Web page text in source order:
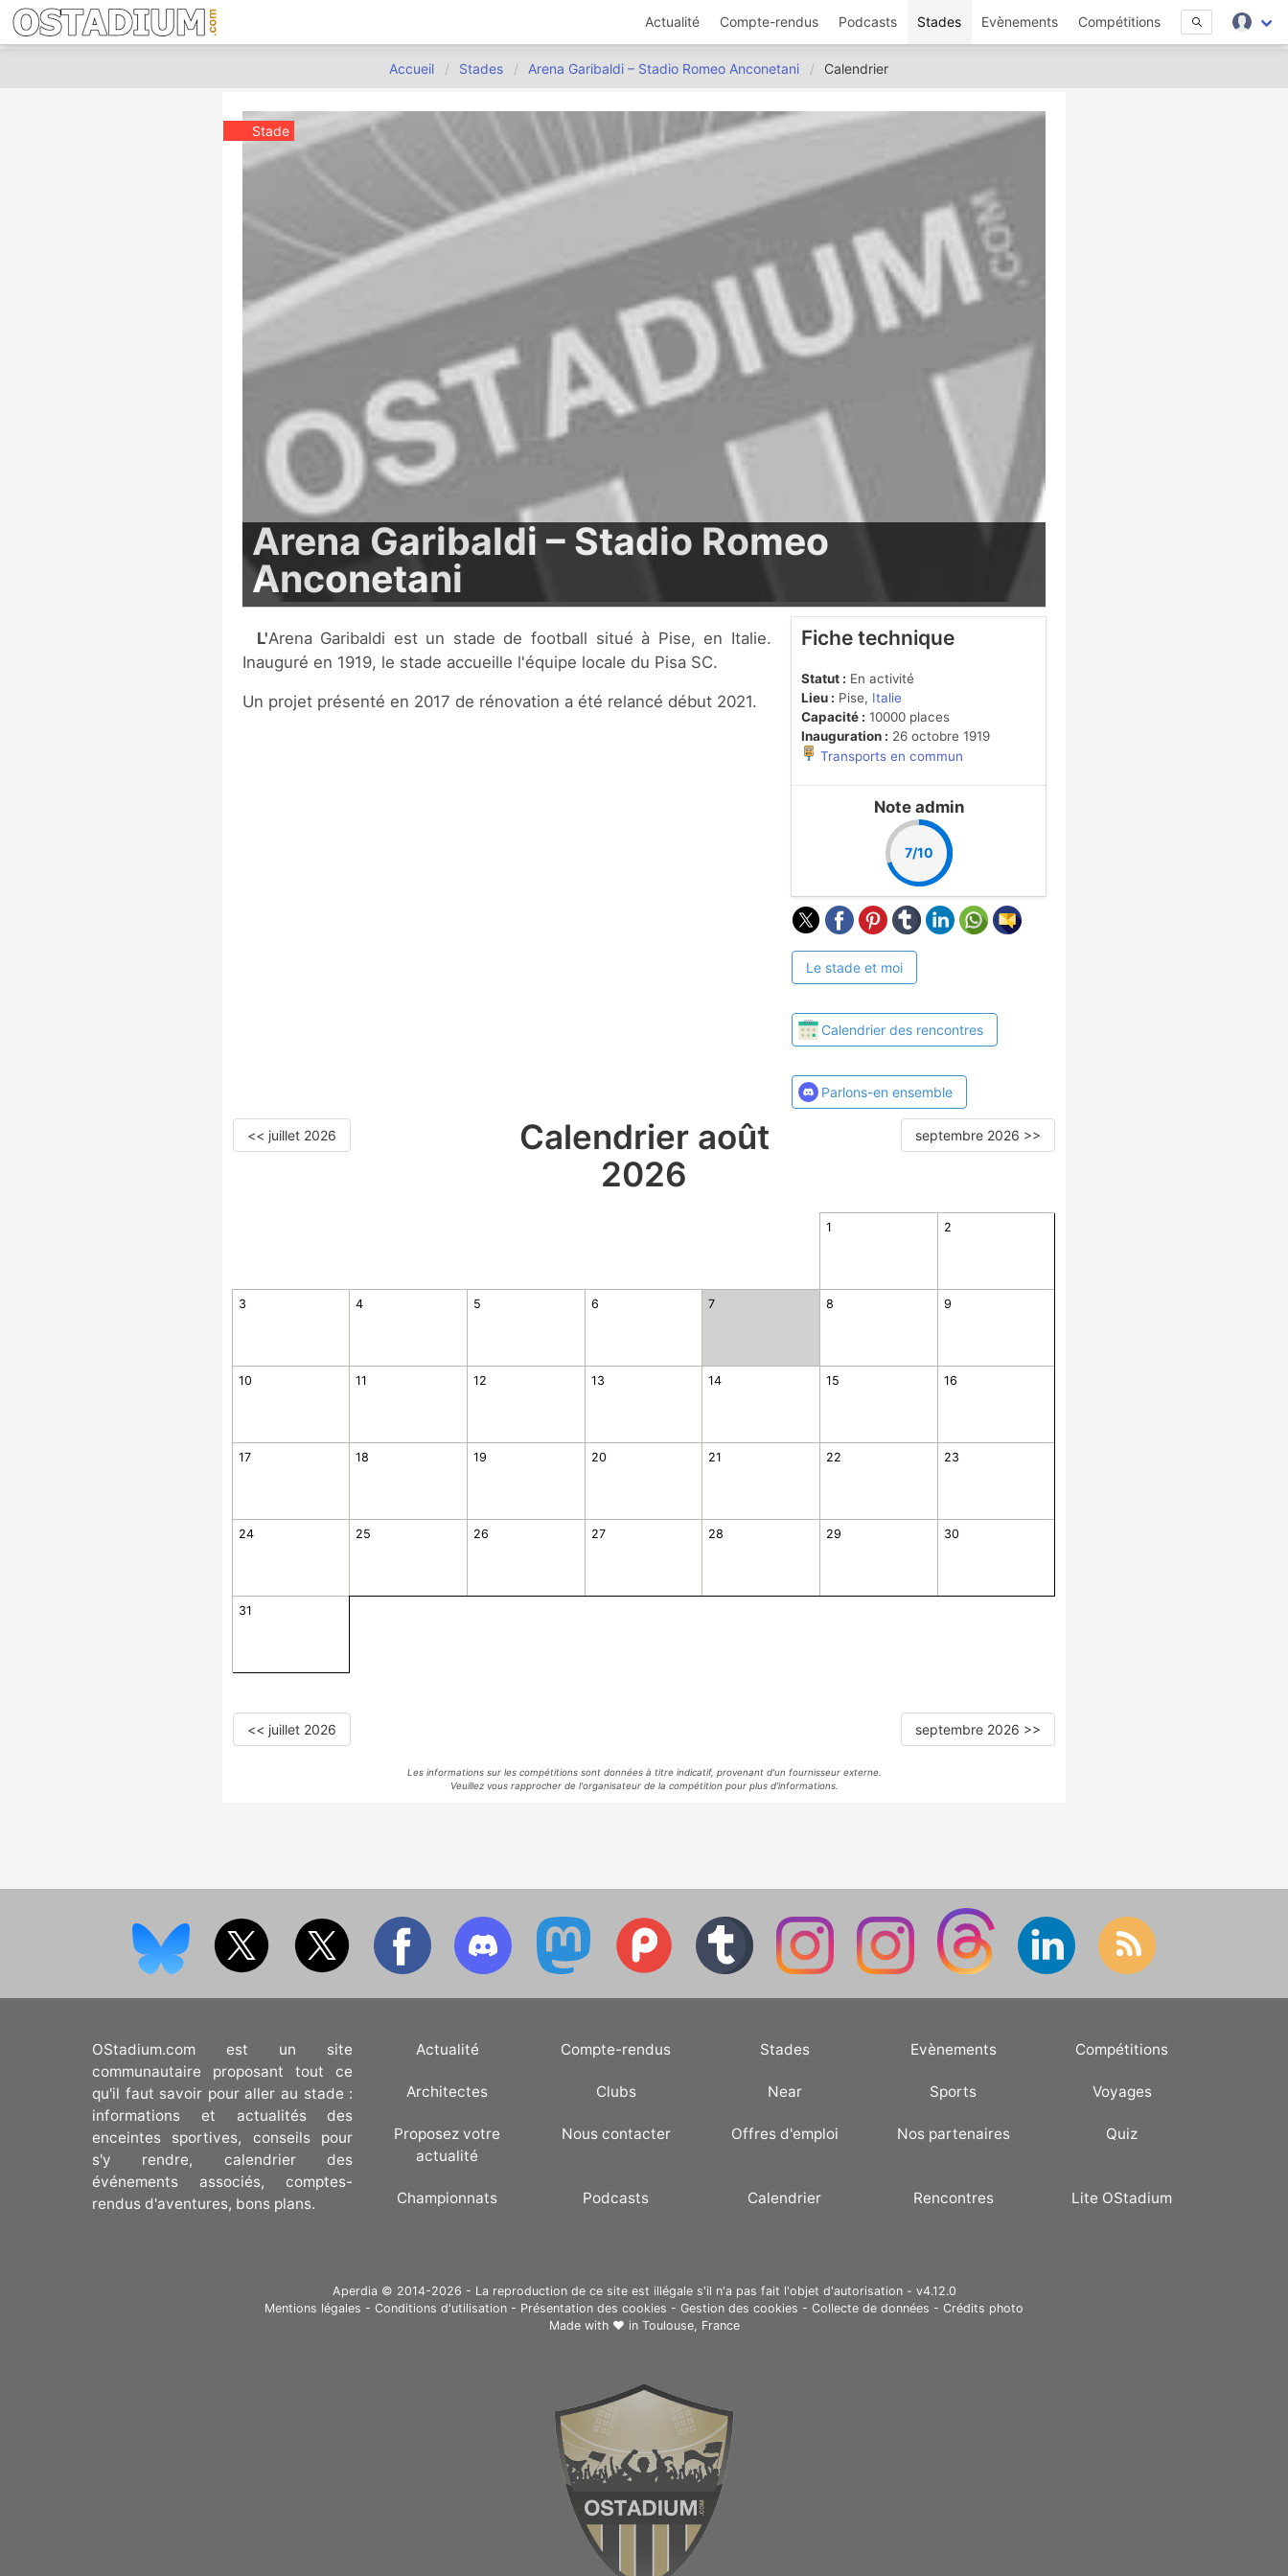
Actualité Compte-rendus Podcasts Stades Evènements Compétitions
Accueil Stades Arena Garibaldi – Stadio Romeo Anconetani Calendrier
Stade
Arena Garibaldi – Stadio Romeo
Anconetani
L'Arena Garibaldi est un stade de football situé à Pise, en Italie.
Inauguré en 1919, le stade accueille l'équipe locale du Pisa SC.
Un projet présenté en 2017 de rénovation a été relancé début 2021.
Fiche technique
Statut : En activité
Lieu : Pise, Italie
Capacité : 10000 places
Inauguration : 26 octobre 1919
Transports en commun
Note admin
7/10
Le stade et moi
Calendrier des rencontres
Parlons-en ensemble
Calendrier août
2026
<< juillet 2026 septembre 2026 >>
1 2
3 4 5 6 7 8 9
10 11 12 13 14 15 16
17 18 19 20 21 22 23
24 25 26 27 28 29 30
31
<< juillet 2026 septembre 2026 >>
Les informations sur les compétitions sont données à titre indicatif, provenant d'un fournisseur externe.
Veuillez vous rapprocher de l'organisateur de la compétition pour plus d'informations.
OStadium.com est un site
communautaire proposant tout ce
qu'il faut savoir pour aller au stade :
informations et actualités des
enceintes sportives, conseils pour
s'y rendre, calendrier des
événements associés, comptes-
rendus d'aventures, bons plans.
Actualité Compte-rendus Stades Evènements Compétitions
Architectes Clubs Near Sports Voyages
Proposez votre
actualité
Nous contacter Offres d'emploi Nos partenaires Quiz
Championnats Podcasts Calendrier Rencontres Lite OStadium
Aperdia © 2014-2026 - La reproduction de ce site est illégale s'il n'a pas fait l'objet d'autorisation - v4.12.0
Mentions légales - Conditions d'utilisation - Présentation des cookies - Gestion des cookies - Collecte de données - Crédits photo
Made with ❤ in Toulouse, France